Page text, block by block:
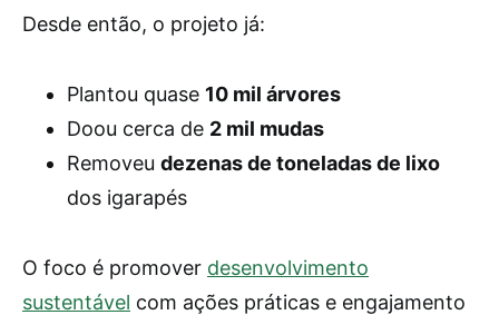
Desde então, o projeto já:
Plantou quase 10 mil árvores
Doou cerca de 2 mil mudas
Removeu dezenas de toneladas de lixo
dos igarapés
O foco é promover desenvolvimento
sustentável com ações práticas e engajamento